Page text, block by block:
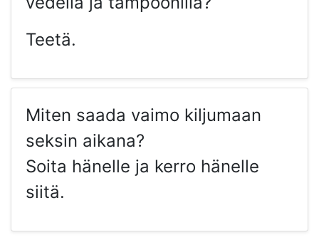
Teetä.
Miten saada vaimo kiljumaan
seksin aikana?
Soita hänelle ja kerro hänelle
siitä.